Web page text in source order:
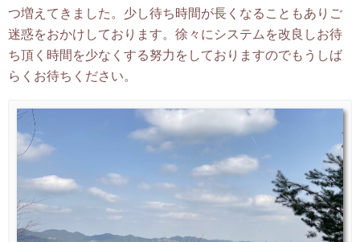
つ増えてきました。少し待ち時間が長くなることもありご
迷惑をおかけしております。徐々にシステムを改良しお待
ち頂く時間を少なくする努力をしておりますのでもうしば
らくお待ちください。